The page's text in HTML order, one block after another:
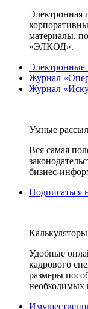
Электронная
материалы,
«ЭЛКОД».
Электронные
Журнал
Журнал
Умные
Вся самая
бизнес-
Подписаться
Калькуляторы
Удобные
кадрового
размеры
необходимых